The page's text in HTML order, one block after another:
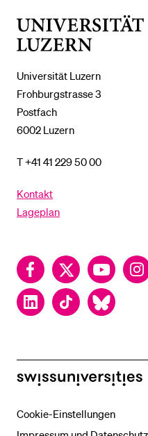
Universität Luzern
Frohburgstrasse 3
Postfach
6002 Luzern
T +41 41 229 50 00
Kontakt
Lageplan
FacebookTwitter YouTube
LinkedInTikTok Bluesky
swissuniversities
Cookie-Einstellungen